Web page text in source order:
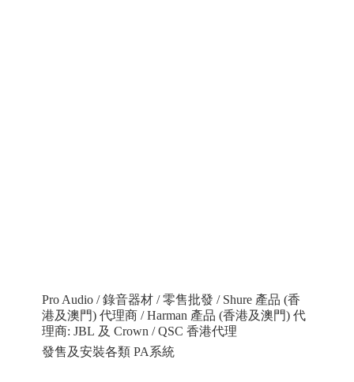
Pro Audio / 錄音器材 / 零售批發 / Shure 產品 (香
港及澳門) 代理商 / Harman 產品 (香港及澳門) 代
理商: JBL 及 Crown / QSC 香港代理
發售及安裝各類 PA系統